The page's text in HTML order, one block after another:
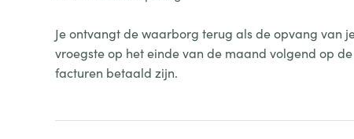
Je ontvangt de waarborg terug als de opvang van
vroegste op het einde van de maand volgend op
facturen betaald zijn.